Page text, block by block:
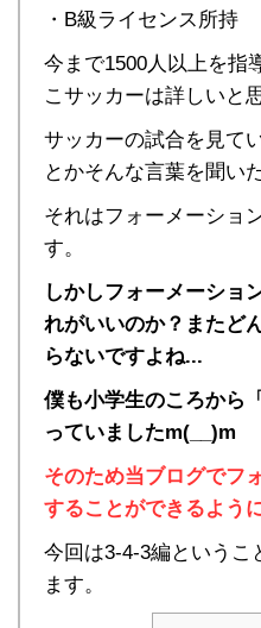
・B級ライセンス所持
今まで1500人以上を指
こサッカーは詳しいと
サッカーの試合を見て
とかそんな言葉を聞い
それはフォーメーショ
す。
しかしフォーメーショ
れがいいのか？またど
らないですよね...
僕も小学生のころから
っていましたm(__)m
そのため当ブログでフ
することができるよう
今回は3-4-3編というこ
ます。